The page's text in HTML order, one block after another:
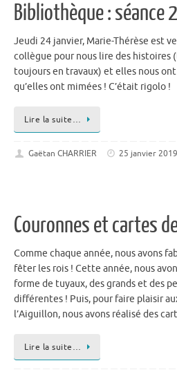
Bibliothèque : séance
Jeudi 24 janvier, Marie-Thérèse est
collègue pour nous lire des histoires
toujours en travaux) et elles nous
qu’elles ont mimées ! C’était rigolo !
Lire la suite…
Gaëtan CHARRIER 25 janvier 2019
Couronnes et cartes
Comme chaque année, nous avons
fêter les rois ! Cette année, nous
forme de tuyaux, des grands et des
différentes ! Puis, pour faire plaisir
l’Aiguillon, nous avons réalisé des
Lire la suite…